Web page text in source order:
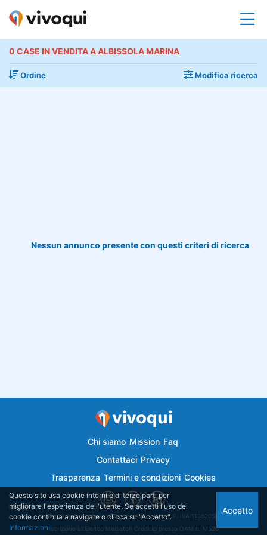
0 CASE IN VENDITA A ALBISSOLA MARINA
Ordine Modifica ricerca
Nessun annunco presente con questi criteri di ricerca
Chi siamo Mission Faq
Contattaci Privacy
Trasparenza Termini e condizioni Cookies
Vivoqui.it è di proprietà di Semplicemutuo Srl - P. IVA 11382050018
Iscrizione all'Elenco Mediatori Creditizi presso OAM n. M526
Questo sito usa cookie interni e di terze parti per
migliorare l'esperienza dell'utente. Se accetti l'uso dei
cookie continua a navigare o clicca su "Accetto".
Informazioni
Accetto